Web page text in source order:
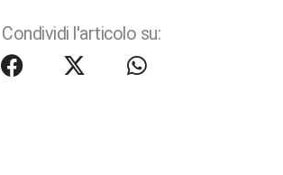
Condividi l'articolo su: